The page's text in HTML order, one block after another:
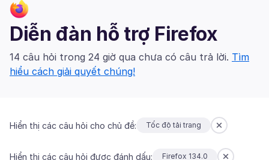
Diễn đàn hỗ trợ Firefox
14 câu hỏi trong 24 giờ qua chưa có câu trả lời. Tìm
hiểu cách giải quyết chúng!
Hiển thị các câu hỏi cho chủ đề: Tốc độ tải trang
Hiển thị các câu hỏi được đánh dấu: Firefox 134.0